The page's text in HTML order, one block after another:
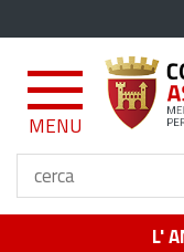
MENU
L'